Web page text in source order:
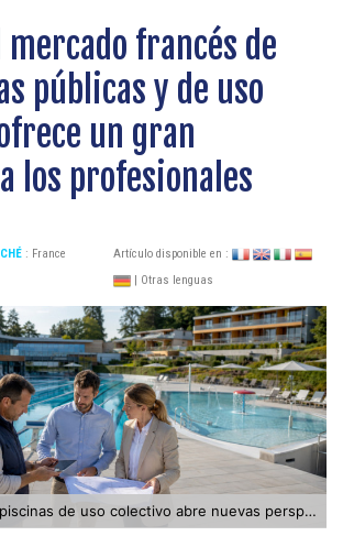
mercado francés de
públicas y de uso
un gran
los profesionales
: France
Artículo disponible en :
| Otras lenguas
El mercado de las piscinas de uso colectivo abre nuevas perspectivas a los profesionales del sector